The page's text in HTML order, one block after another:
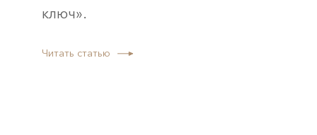
ключ».
Читать статью